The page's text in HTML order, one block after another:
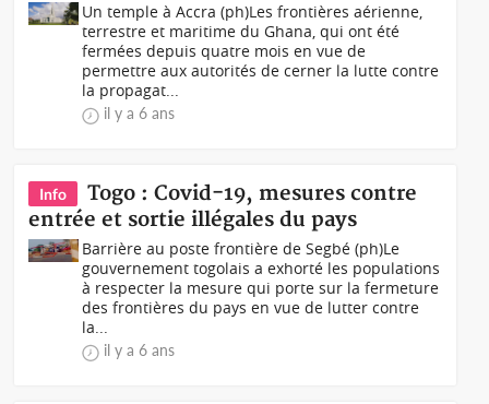
Un temple à Accra (ph) Les frontières aérienne,
terrestre et maritime du Ghana, qui ont été
fermées depuis quatre mois en vue de
permettre aux autorités de cerner la lutte contre
la propagat...
il y a 6 ans
Info
Togo : Covid-19, mesures contre
entrée et sortie illégales du pays
Barrière au poste frontière de Segbé (ph)Le
gouvernement togolais a exhorté les populations
à respecter la mesure qui porte sur la fermeture
des frontières du pays en vue de lutter contre
la...
il y a 6 ans